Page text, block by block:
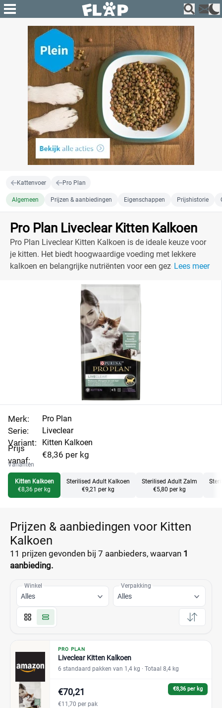
Kattenvoer Pro Plan
Algemeen Prijzen & aanbiedingen Eigenschappen Prijshistorie
Pro Plan Liveclear Kitten Kalkoen
Pro Plan Liveclear Kitten Kalkoen is de ideale keuze voor
je kitten. Het biedt hoogwaardige voeding met lekkere
kalkoen en belangrijke nutriënten voor een gezonde groei.
Lees meer
Merk:
Serie:
Variant:
Prijs
vanaf:
Pro Plan
Liveclear
Kitten Kalkoen
€8,36 per kg
Varianten
Kitten Kalkoen
€8,36 per kg
Sterilised Adult Kalkoen
€9,21 per kg
Sterilised Adult Zalm
€5,80 per kg
Prijzen & aanbiedingen voor Kitten
Kalkoen
11 prijzen gevonden bij 7 aanbieders, waarvan 1
aanbieding.
Winkel
Alles
Verpakking
Alles
PRO PLAN
Liveclear Kitten Kalkoen
6 standaard pakken van 1,4 kg · Totaal 8,4 kg
€8,36 per kg
€70,21
€11,70 per pak